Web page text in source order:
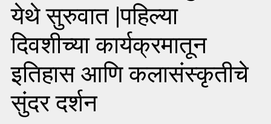
येथे सुरुवात |पहिल्या
दिवशीच्या कार्यक्रमातून
इतिहास आणि कलासंस्कृतीचे
सुंदर दर्शन